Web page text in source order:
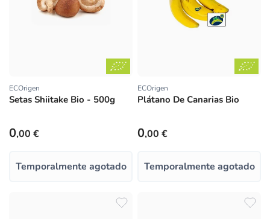
Proveedor:
ECOrigen
Setas Shiitake Bio - 500g
Precio habitual
0,00 €
Temporalmente agotado
Proveedor:
ECOrigen
Plátano De Canarias Bio
Precio habitual
0,00 €
Temporalmente agotado